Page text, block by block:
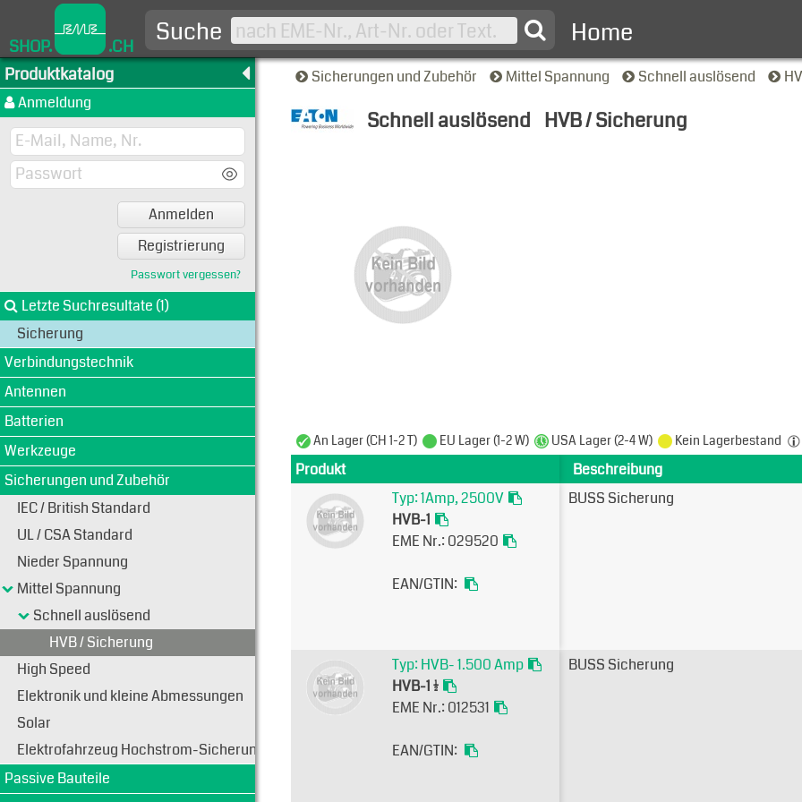
SHOP. .CH Suche Home
Produktkatalog
Anmeldung
Anmelden
Registrierung
Passwort vergessen?
Letzte Suchresultate (1)
Sicherung
Verbindungstechnik
Antennen
Batterien
Werkzeuge
Sicherungen und Zubehör
IEC / British Standard
UL / CSA Standard
Nieder Spannung
Mittel Spannung
Schnell auslösend
HVB / Sicherung
High Speed
Elektronik und kleine Abmessungen
Solar
Elektrofahrzeug Hochstrom-Sicherungen
Passive Bauteile
Sicherungen und Zubehör Mittel Spannung Schnell auslösend
Schnell auslösend HVB / Sicherung
An Lager (CH 1-2 T) EU Lager (1-2 W) USA Lager (2-4 W) Kein Lagerbestand
Produkt Beschreibung
Typ: 1Amp, 2500V
HVB-1
EME Nr.: 029520
EAN/GTIN:
BUSS Sicherung
Typ: HVB- 1.500 Amp
HVB-1 1/2
EME Nr.: 012531
EAN/GTIN:
BUSS Sicherung